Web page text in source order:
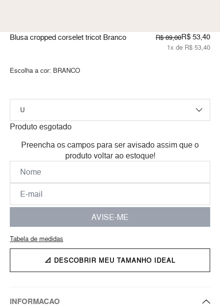
Blusa cropped corselet tricot Branco R$ 89,00R$ 53,40
1x de R$ 53,40
Escolha a cor: BRANCO
Produto esgotado
Preencha os campos para ser avisado assim que o
produto voltar ao estoque!
AVISE-ME
Tabela de medidas
📐 DESCOBRIR MEU TAMANHO IDEAL
INFORMACAO